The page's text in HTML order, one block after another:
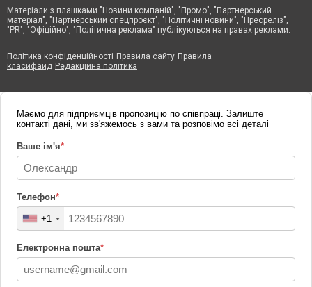
Матеріали з плашками "Новини компаній", "Промо", "Партнерський
матеріал", "Партнерський спецпроєкт", "Політичні новини", "Пресреліз",
"PR", "Офіційно", "Політична реклама" публікуються на правах реклами.
Політика конфіденційності Правила сайту Правила
класифайд Редакційна політика
Маємо для підприємців пропозицію по співпраці. Залиште
контакті дані, ми зв'яжемось з вами та розповімо всі деталі
Ваше ім'я*
Телефон*
+1
Електронна пошта*